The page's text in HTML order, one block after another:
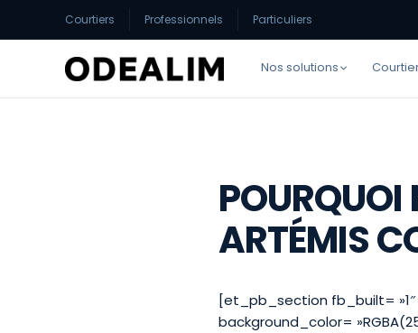
Courtiers Professionnels Particuliers
Nos solutions
POURQUOI
ARTÉMIS
[et_pb_section fb_built=
background_color=